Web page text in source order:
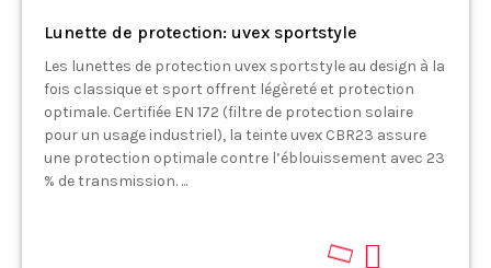
Lunette de protection: uvex sportstyle
Les lunettes de protection uvex sportstyle au design à la
fois classique et sport offrent légèreté et protection
optimale. Certifiée EN 172 (filtre de protection solaire
pour un usage industriel), la teinte uvex CBR23 assure
une protection optimale contre l’éblouissement avec 23
% de transmission. ...